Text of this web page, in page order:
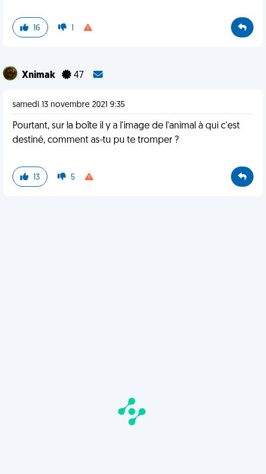
16 1
Xnimak 47
samedi 13 novembre 2021 9:35
Pourtant, sur la boîte il y a l'image de l'animal à qui c'est
destiné, comment as-tu pu te tromper ?
13 5